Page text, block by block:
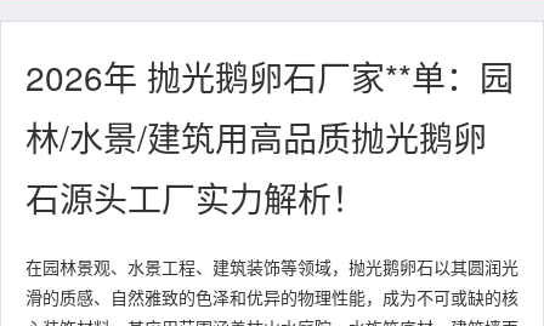
2026年 抛光鹅卵石厂家**单：园
林/水景/建筑用高品质抛光鹅卵
石源头工厂实力解析！
在园林景观、水景工程、建筑装饰等领域，抛光鹅卵石以其圆润光
滑的质感、自然雅致的色泽和优异的物理性能，成为不可或缺的核